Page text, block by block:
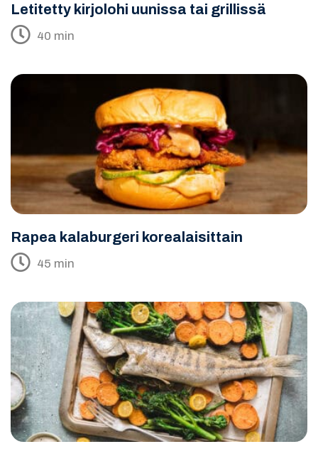
Letitetty kirjolohi uunissa tai grillissä
40 min
Rapea kalaburgeri korealaisittain
45 min